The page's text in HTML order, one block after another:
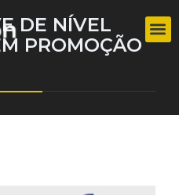
DE NÍVEL
PROMOÇÃO